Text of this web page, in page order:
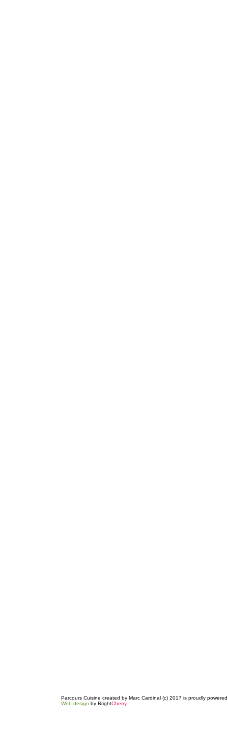
Parcours Cuisine created by Marc Cardinal (c) 2017 is proudly
Web design by BrightCherry.